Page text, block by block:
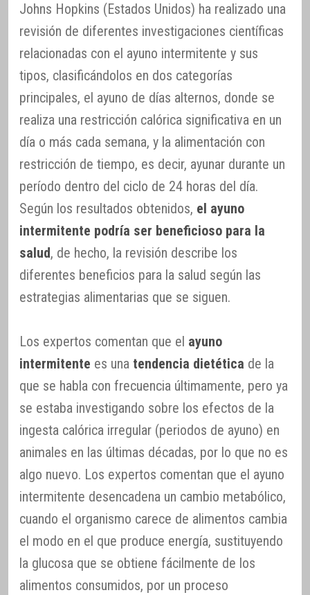
Johns Hopkins (Estados Unidos) ha realizado una
revisión de diferentes investigaciones científicas
relacionadas con el ayuno intermitente y sus
tipos, clasificándolos en dos categorías
principales, el ayuno de días alternos, donde se
realiza una restricción calórica significativa en un
día o más cada semana, y la alimentación con
restricción de tiempo, es decir, ayunar durante un
período dentro del ciclo de 24 horas del día.
Según los resultados obtenidos, el ayuno
intermitente podría ser beneficioso para la
salud, de hecho, la revisión describe los
diferentes beneficios para la salud según las
estrategias alimentarias que se siguen.
Los expertos comentan que el ayuno
intermitente es una tendencia dietética de la
que se habla con frecuencia últimamente, pero ya
se estaba investigando sobre los efectos de la
ingesta calórica irregular (periodos de ayuno) en
animales en las últimas décadas, por lo que no es
algo nuevo. Los expertos comentan que el ayuno
intermitente desencadena un cambio metabólico,
cuando el organismo carece de alimentos cambia
el modo en el que produce energía, sustituyendo
la glucosa que se obtiene fácilmente de los
alimentos consumidos, por un proceso